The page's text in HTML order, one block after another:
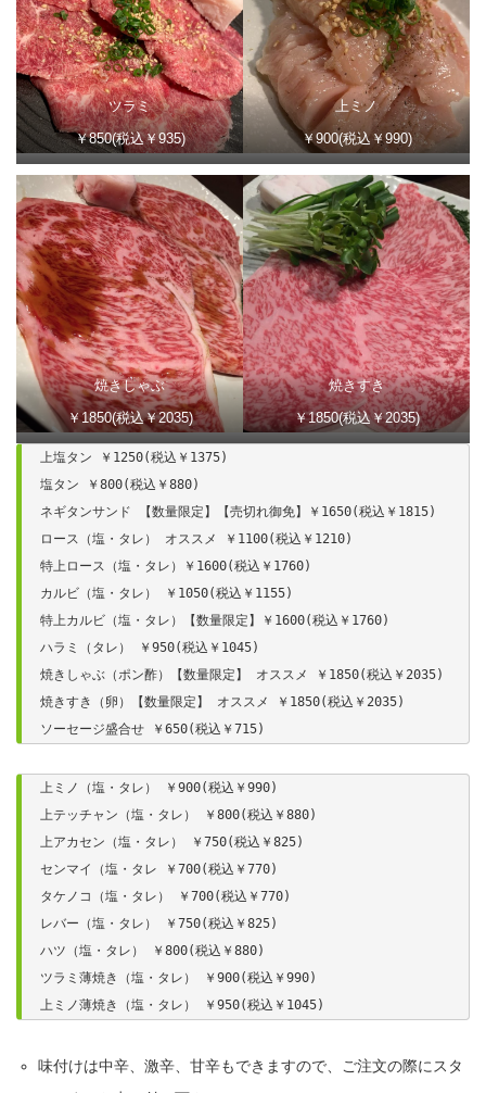
ツラミ
￥850(税込￥935)
上ミノ
￥900(税込￥990)
焼きしゃぶ
￥1850(税込￥2035)
焼きすき
￥1850(税込￥2035)
上塩タン ￥1250(税込￥1375)
塩タン ￥800(税込￥880)
ネギタンサンド 【数量限定】【売切れ御免】￥1650(税込￥1815)
ロース（塩・タレ） オススメ ￥1100(税込￥1210)
特上ロース（塩・タレ）￥1600(税込￥1760)
カルビ（塩・タレ） ￥1050(税込￥1155)
特上カルビ（塩・タレ）【数量限定】￥1600(税込￥1760)
ハラミ（タレ） ￥950(税込￥1045)
焼きしゃぶ（ポン酢）【数量限定】 オススメ ￥1850(税込￥2035)
焼きすき（卵）【数量限定】 オススメ ￥1850(税込￥2035)
ソーセージ盛合せ ￥650(税込￥715)
上ミノ（塩・タレ） ￥900(税込￥990)
上テッチャン（塩・タレ） ￥800(税込￥880)
上アカセン（塩・タレ） ￥750(税込￥825)
センマイ（塩・タレ ￥700(税込￥770)
タケノコ（塩・タレ） ￥700(税込￥770)
レバー（塩・タレ） ￥750(税込￥825)
ハツ（塩・タレ） ￥800(税込￥880)
ツラミ薄焼き（塩・タレ） ￥900(税込￥990)
上ミノ薄焼き（塩・タレ） ￥950(税込￥1045)
味付けは中辛、激辛、甘辛もできますので、ご注文の際にスタ